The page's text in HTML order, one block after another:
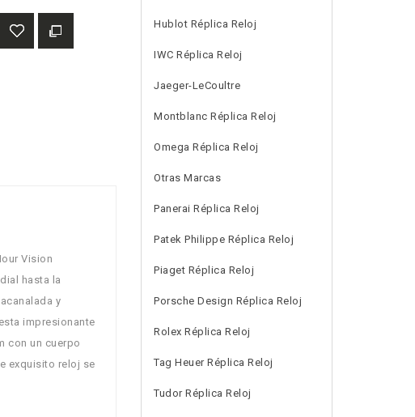
Vision
hasta la
y
impresionante
con un cuerpo
exquisito reloj se
Hublot Réplica Reloj
IWC Réplica Reloj
Jaeger-LeCoultre
Montblanc Réplica Reloj
Omega Réplica Reloj
Otras Marcas
Panerai Réplica Reloj
Patek Philippe Réplica Reloj
Piaget Réplica Reloj
Porsche Design Réplica Reloj
Rolex Réplica Reloj
Tag Heuer Réplica Reloj
Tudor Réplica Reloj